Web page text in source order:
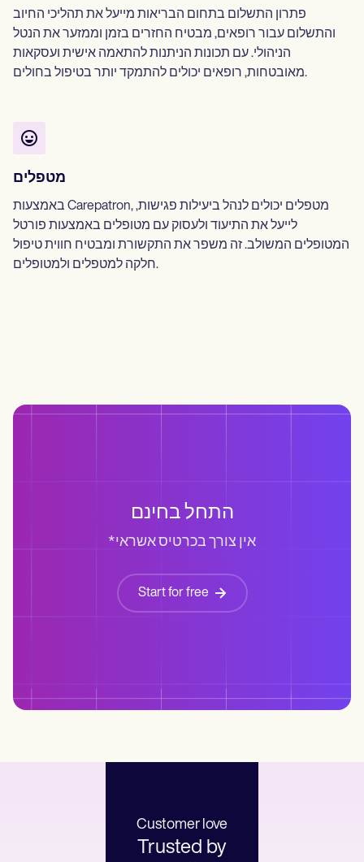
פתרון התשלום בתחום הבריאות מייעל את תהליכי החיוב
והתשלום עבור רופאים, מבטיח החזרים בזמן וממזער את הנטל
הניהולי. עם תכונות הניתנות להתאמה אישית ועסקאות
מאובטחות, רופאים יכולים להתמקד יותר בטיפול בחולים.
מטפלים
באמצעות Carepatron, מטפלים יכולים לנהל ביעילות פגישות,
לייעל את התיעוד ולעסוק עם מטופלים באמצעות פורטל
המטופלים המשולב. זה משפר את התקשורת ומבטיח חווית טיפול
חלקה למטפלים ולמטופלים.
התחל בחינם
*אין צורך בכרטיס אשראי
Start for free
Customer love
Trusted by